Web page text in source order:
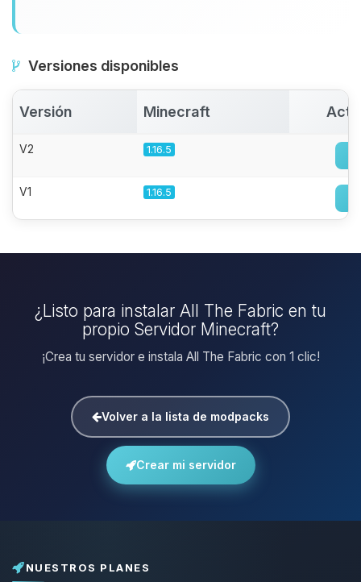
Versiones disponibles
Versión Minecraft
V2 1.16.5
V1 1.16.5
¿Listo para instalar All The Fabric en tu
propio Servidor Minecraft?
¡Crea tu servidor e instala All The Fabric con 1 clic!
Volver a la lista de modpacks
Crear mi servidor
NUESTROS PLANES